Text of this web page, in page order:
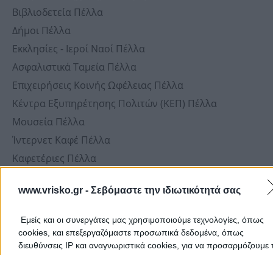
www.vrisko.gr - Σεβόμαστε την ιδιωτικότητά σας
Εμείς και οι συνεργάτες μας χρησιμοποιούμε τεχνολογίες, όπως
cookies, και επεξεργαζόμαστε προσωπικά δεδομένα, όπως
διευθύνσεις IP και αναγνωριστικά cookies, για να προσαρμόζουμε
Βιβλιοδετεία Πέλλα
Δήμοι Πέλλα
Εκκλησίες - Ιεροί Ναοί Πέλλα
Ασφαλιστικά Ταμεία Πέλλα
Επιχειρήσεις Κοινής Ωφέλειας Πέλλα
Κέντρα Εξυπηρέτησης Πολιτών (ΚΕΠ) Πέλλα
Μουσεία Πέλλα
Ίντερνετ Καφέ Πέλλα
Καφετέριες Πέλλα
Δημόσια Σχολεία Πέλλα
Υφάσματα Πέλλα
Μάρμαρα Πέλλα